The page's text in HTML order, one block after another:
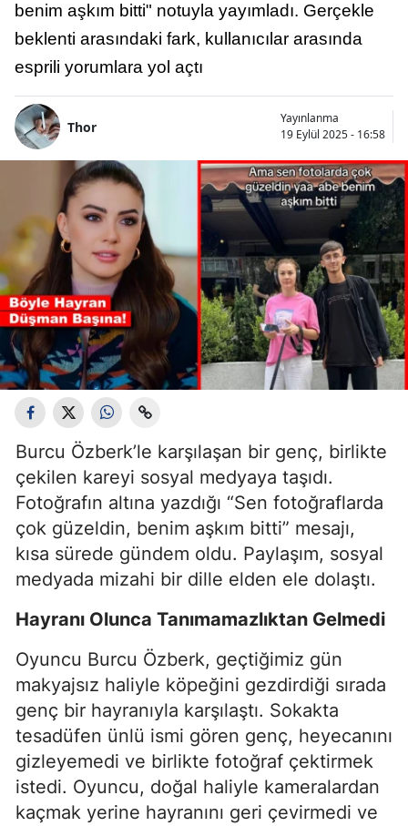
benim aşkım bitti" notuyla yayımladı. Gerçekle
beklenti arasındaki fark, kullanıcılar arasında
esprili yorumlara yol açtı
Thor
Yayınlanma
19 Eylül 2025 - 16:58
Burcu Özberk’le karşılaşan bir genç, birlikte
çekilen kareyi sosyal medyaya taşıdı.
Fotoğrafın altına yazdığı “Sen fotoğraflarda
çok güzeldin, benim aşkım bitti” mesajı,
kısa sürede gündem oldu. Paylaşım, sosyal
medyada mizahi bir dille elden ele dolaştı.
Hayranı Olunca Tanımamazlıktan Gelmedi
Oyuncu Burcu Özberk, geçtiğimiz gün
makyajsız haliyle köpeğini gezdirdiği sırada
genç bir hayranıyla karşılaştı. Sokakta
tesadüfen ünlü ismi gören genç, heyecanını
gizleyemedi ve birlikte fotoğraf çektirmek
istedi. Oyuncu, doğal haliyle kameralardan
kaçmak yerine hayranını geri çevirmedi ve